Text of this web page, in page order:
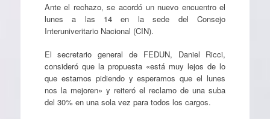
Ante el rechazo, se acordó un nuevo encuentro el
lunes a las 14 en la sede del Consejo
Interuniveritario Nacional (CIN).
El secretario general de FEDUN, Daniel Ricci,
consideró que la propuesta «está muy lejos de lo
que estamos pidiendo y esperamos que el lunes
nos la mejoren» y reiteró el reclamo de una suba
del 30% en una sola vez para todos los cargos.